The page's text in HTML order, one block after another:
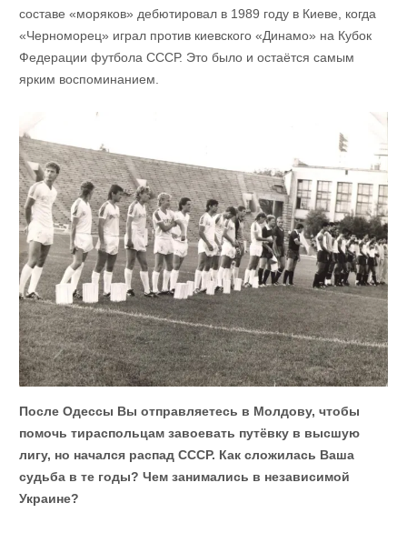
составе «моряков» дебютировал в 1989 году в Киеве, когда
«Черноморец» играл против киевского «Динамо» на Кубок
Федерации футбола СССР. Это было и остаётся самым
ярким воспоминанием.
После Одессы Вы отправляетесь в Молдову, чтобы
помочь тираспольцам завоевать путёвку в высшую
лигу, но начался распад СССР. Как сложилась Ваша
судьба в те годы? Чем занимались в независимой
Украине?